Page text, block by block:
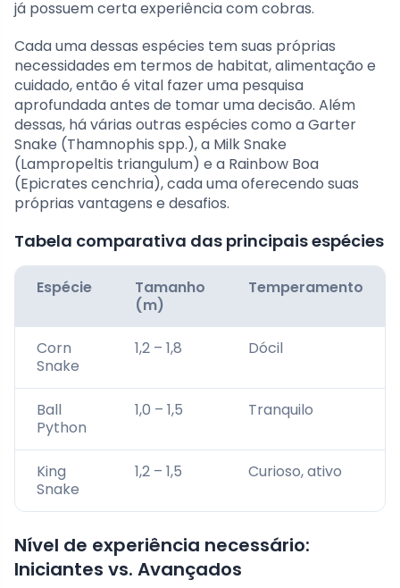
já possuem certa experiência com cobras.
Cada uma dessas espécies tem suas próprias
necessidades em termos de habitat, alimentação e
cuidado, então é vital fazer uma pesquisa
aprofundada antes de tomar uma decisão. Além
dessas, há várias outras espécies como a Garter
Snake (Thamnophis spp.), a Milk Snake
(Lampropeltis triangulum) e a Rainbow Boa
(Epicrates cenchria), cada uma oferecendo suas
próprias vantagens e desafios.
Tabela comparativa das principais espécies
Espécie
Tamanho
(m)
Temperamento
Corn
Snake
1,2 – 1,8 Dócil
Ball
Python
1,0 – 1,5 Tranquilo
King
Snake
1,2 – 1,5 Curioso, ativo
Nível de experiência necessário:
Iniciantes vs. Avançados